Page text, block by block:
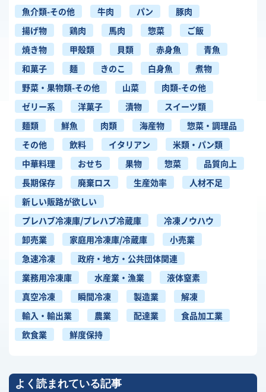
魚介類-その他
牛肉 パン
豚肉
揚げ物
鶏肉 馬肉 惣菜
ご飯
焼き物
甲殻類 貝類 赤身魚
青魚
和菓子
麺 きのこ 白身魚
煮物
野菜・果物類-その他
山菜
肉類-その他
ゼリー系
洋菓子 漬物
スイーツ類
麺類
鮮魚 肉類 海産物
惣菜・調理品
その他
飲料 イタリアン
米類・パン類
中華料理
おせち 果物 惣菜
品質向上
長期保存
廃棄ロス 生産効率
人材不足
新しい販路が欲しい
プレハブ冷凍庫/プレハブ冷蔵庫
冷凍ノウハウ
卸売業
家庭用冷凍庫/冷蔵庫
小売業
急速冷凍
政府・地方・公共団体関連
業務用冷凍庫
水産業・漁業
液体窒素
真空冷凍
瞬間冷凍 製造業
解凍
輸入・輸出業
農業 配達業
食品加工業
飲食業
鮮度保持
よく読まれている記事